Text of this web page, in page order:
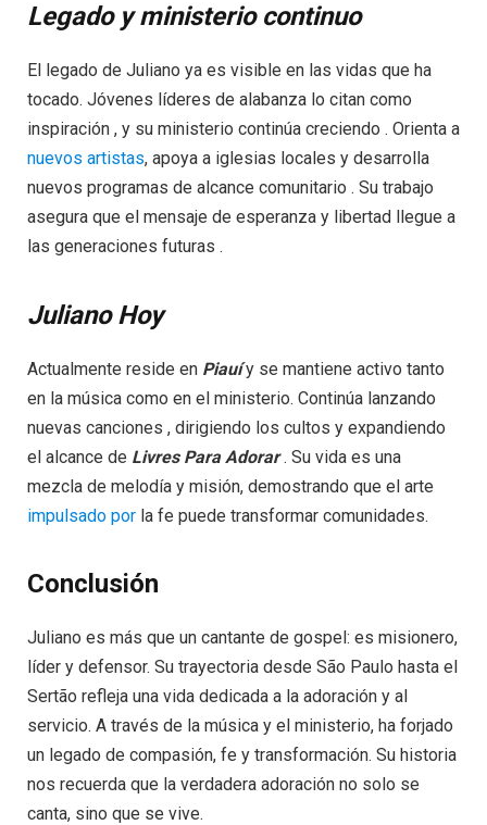
Legado y ministerio continuo
El legado de Juliano ya es visible en las vidas que ha
tocado. Jóvenes líderes de alabanza lo citan como
inspiración , y su ministerio continúa creciendo . Orienta a
nuevos artistas, apoya a iglesias locales y desarrolla
nuevos programas de alcance comunitario . Su trabajo
asegura que el mensaje de esperanza y libertad llegue a
las generaciones futuras .
Juliano Hoy
Actualmente reside en Piauíy se mantiene activo tanto
en la música como en el ministerio. Continúa lanzando
nuevas canciones , dirigiendo los cultos y expandiendo
el alcance de Livres Para Adorar. Su vida es una
mezcla de melodía y misión, demostrando que el arte
impulsado por la fe puede transformar comunidades.
Conclusión
Juliano es más que un cantante de gospel: es misionero,
líder y defensor. Su trayectoria desde São Paulo hasta el
Sertão refleja una vida dedicada a la adoración y al
servicio. A través de la música y el ministerio, ha forjado
un legado de compasión, fe y transformación. Su historia
nos recuerda que la verdadera adoración no solo se
canta, sino que se vive.